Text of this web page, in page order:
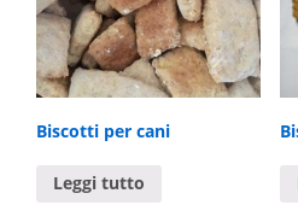
Biscotti per cani
Leggi tutto